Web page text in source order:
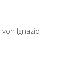
Ignazio